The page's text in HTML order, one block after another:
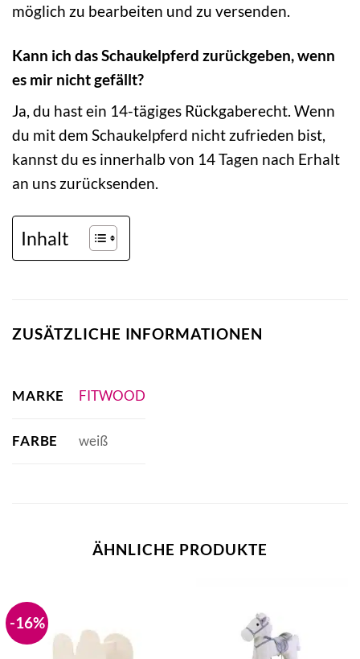
möglich zu bearbeiten und zu versenden.
Kann ich das Schaukelpferd zurückgeben, wenn
es mir nicht gefällt?
Ja, du hast ein 14-tägiges Rückgaberecht. Wenn
du mit dem Schaukelpferd nicht zufrieden bist,
kannst du es innerhalb von 14 Tagen nach Erhalt
an uns zurücksenden.
Inhalt
ZUSÄTZLICHE INFORMATIONEN
MARKE FITWOOD
FARBE weiß
ÄHNLICHE PRODUKTE
-16%